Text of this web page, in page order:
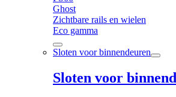
Ghost
Zichtbare rails en wielen
Eco gamma
Sloten voor binnendeuren
Sloten voor